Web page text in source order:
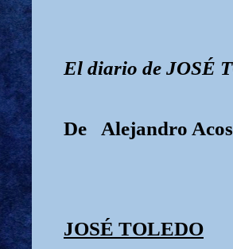
El diario de JOSÉ T
De Alejandro
JOSÉ TOLEDO